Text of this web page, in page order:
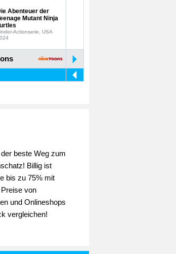
Abenteuer der
Mutant Ninja
Actionserie, USA
beste Weg zum
Billig ist
bis zu 75% mit
von
und Onlineshops
vergleichen!